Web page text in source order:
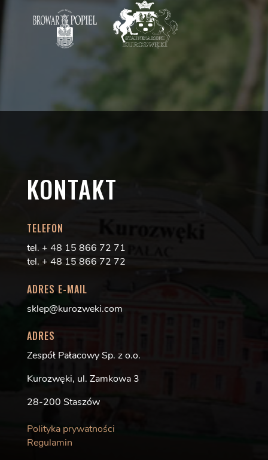
KONTAKT
TELEFON
tel. + 48 15 866 72 71
tel. + 48 15 866 72 72
ADRES E-MAIL
sklep@kurozweki.com
ADRES
Zespół Pałacowy Sp. z o.o.
Kurozwęki, ul. Zamkowa 3
28-200 Staszów
Polityka prywatności
Regulamin